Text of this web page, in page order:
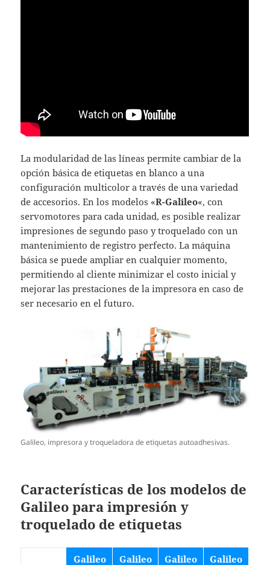
La modularidad de las líneas permite cambiar de la
opción básica de etiquetas en blanco a una
configuración multicolor a través de una variedad
de accesorios. En los modelos «R-Galileo«, con
servomotores para cada unidad, es posible realizar
impresiones de segundo paso y troquelado con un
mantenimiento de registro perfecto. La máquina
básica se puede ampliar en cualquier momento,
permitiendo al cliente minimizar el costo inicial y
mejorar las prestaciones de la impresora en caso de
ser necesario en el futuro.
Galileo, impresora y troqueladora de etiquetas autoadhesivas.
Características de los modelos de
Galileo para impresión y
troquelado de etiquetas
Galileo
Galileo
Galileo
Galileo